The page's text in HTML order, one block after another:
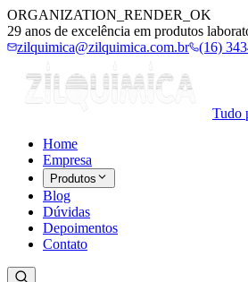
ORGANIZATION_RENDER_OK
29 anos de excelência em produtos
zilquimica@zilquimica.com.br
(16)
Tudo
Home
Empresa
Produtos
Blog
Dúvidas
Depoimentos
Contato